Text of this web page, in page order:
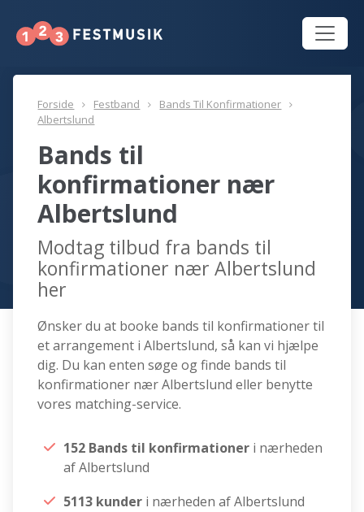
Forside Festband
Bands Til Konfirmationer
Albertslund
Bands til
konfirmationer nær
Albertslund
Modtag tilbud fra bands til
konfirmationer nær Albertslund
her
Ønsker du at booke bands til konfirmationer til
et arrangement i Albertslund, så kan vi hjælpe
dig. Du kan enten søge og finde bands til
konfirmationer nær Albertslund eller benytte
vores matching-service.
152 Bands til konfirmationer i nærheden
af Albertslund
5113 kunder i nærheden af Albertslund